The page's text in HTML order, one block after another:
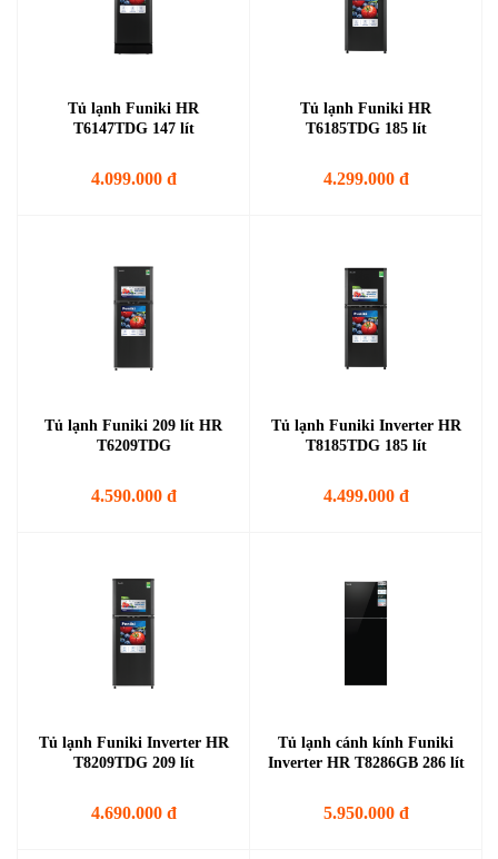
Tủ lạnh Funiki HR
T6147TDG 147 lít
4.099.000 đ
Tủ lạnh Funiki HR
T6185TDG 185 lít
4.299.000 đ
Tủ lạnh Funiki 209 lít HR
T6209TDG
4.590.000 đ
Tủ lạnh Funiki Inverter HR
T8185TDG 185 lít
4.499.000 đ
Tủ lạnh Funiki Inverter HR
T8209TDG 209 lít
4.690.000 đ
Tủ lạnh cánh kính Funiki
Inverter HR T8286GB 286 lít
5.950.000 đ